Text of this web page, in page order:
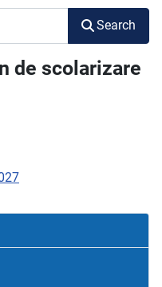
Search
de scolarizare